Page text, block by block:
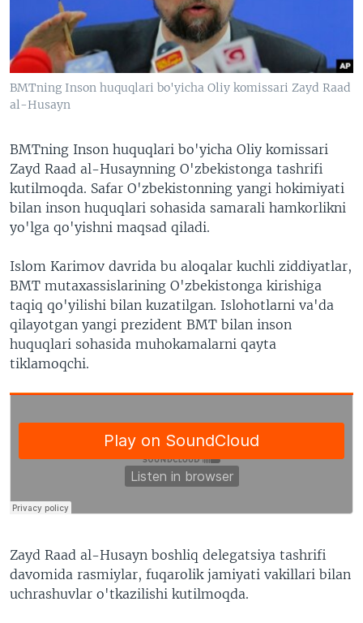
VIDEO
XABARLAR SURATLARDA
ODNOKLASSNIKI
TELEGRAM
TWITTER
SOUNDCLOUD
VOA
BMTning Inson huquqlari bo'yicha Oliy komissari Zayd Raad
al-Husayn
BMTning Inson huquqlari bo'yicha Oliy komissari
Zayd Raad al-Husaynning O'zbekistonga tashrifi
kutilmoqda. Safar O'zbekistonning yangi hokimiyati
bilan inson huquqlari sohasida samarali hamkorlikni
yo'lga qo'yishni maqsad qiladi.
Islom Karimov davrida bu aloqalar kuchli ziddiyatlar,
BMT mutaxassislarining O'zbekistonga kirishiga
taqiq qo'yilishi bilan kuzatilgan. Islohotlarni va'da
qilayotgan yangi prezident BMT bilan inson
huquqlari sohasida muhokamalarni qayta
tiklamoqchi.
Zayd Raad al-Husayn boshliq delegatsiya tashrifi
davomida rasmiylar, fuqarolik jamiyati vakillari bilan
uchrashuvlar o'tkazilishi kutilmoqda.